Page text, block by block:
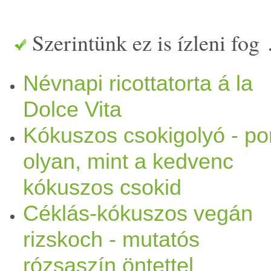
lökést, inspirációt.
szerintem gyönyörű a
és a mélybarnakekszes
kókuszos, remekül
nem túlédes és egészen
Kókuszos ricottatorta
tortaformához) 15 dkg
Édest használtam) 50 dkg
Szerintünk ez is ízleni
Névnapi ricottatorta á la
Dolce Vita
Kókuszos csokigolyó -
olyan, mint a kedvenc
kókuszos csokid
Céklás-kókuszos vegán
rizskoch - mutatós
rózsaszín öntettel